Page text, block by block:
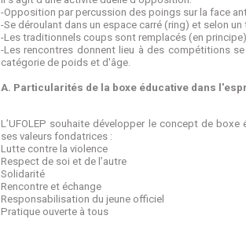
-Opposition par percussion des poings sur la face
-Se déroulant dans un espace carré (ring) et selon
-Les traditionnels coups sont remplacés (en
-Les rencontres donnent lieu à des compétitions
catégorie de poids et d'âge.
A. Particularités de la boxe éducative dans
L’UFOLEP souhaite développer le concept de
ses valeurs fondatrices :
Lutte contre la violence
Respect de soi et de l’autre
Solidarité
Rencontre et échange
Responsabilisation du jeune officiel
Pratique ouverte à tous